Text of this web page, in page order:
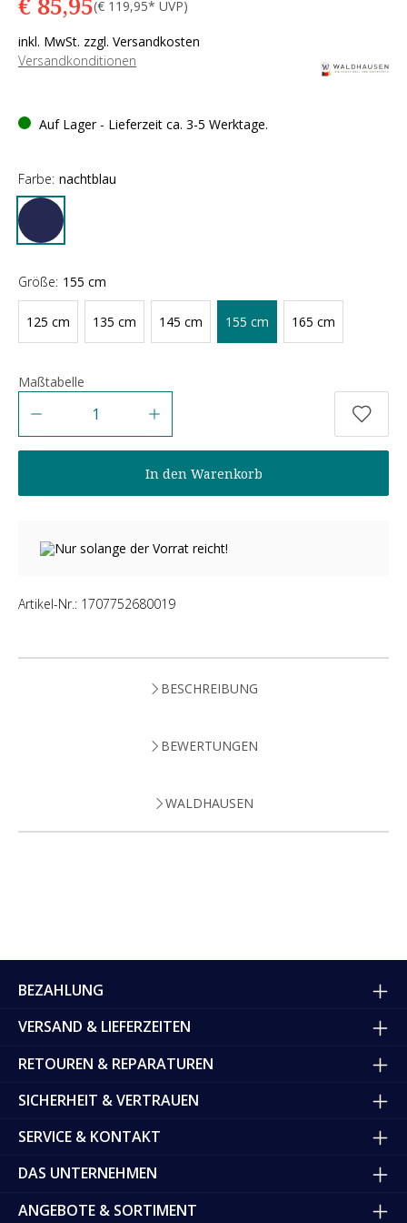
(€ 119,95* UVP)
inkl. MwSt. zzgl. Versandkosten
Versandkonditionen
Auf Lager - Lieferzeit ca. 3-5 Werktage.
Farbe: nachtblau
Größe: 155 cm
125 cm 135 cm 145 cm 155 cm 165 cm
Maßtabelle
In den Warenkorb
Nur solange der Vorrat reicht!
Artikel-Nr.: 1707752680019
BESCHREIBUNG
BEWERTUNGEN
WALDHAUSEN
BEZAHLUNG
VERSAND & LIEFERZEITEN
RETOUREN & REPARATUREN
SICHERHEIT & VERTRAUEN
SERVICE & KONTAKT
DAS UNTERNEHMEN
ANGEBOTE & SORTIMENT